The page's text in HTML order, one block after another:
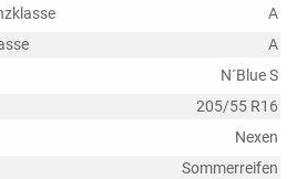
A
A
N´Blue S
205/55 R16
Nexen
Sommerreifen